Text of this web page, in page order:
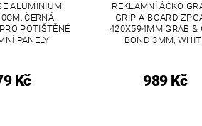
ALUMINIUM
ČERNÁ
POTIŠTĚNÉ
PANELY
Kč
REKLAMNÍ ÁČKO
GRIP A-BOARD
420X594MM GRAB &
BOND 3MM,
989 Kč